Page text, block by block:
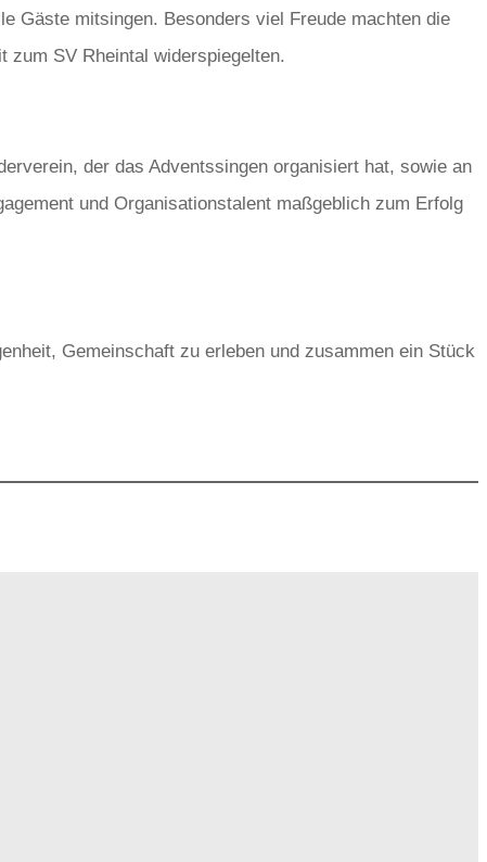
Gäste mitsingen. Besonders viel Freude machten die
zum SV Rheintal widerspiegelten.
der das Adventssingen organisiert hat, sowie an
und Organisationstalent maßgeblich zum Erfolg
Gemeinschaft zu erleben und zusammen ein Stück